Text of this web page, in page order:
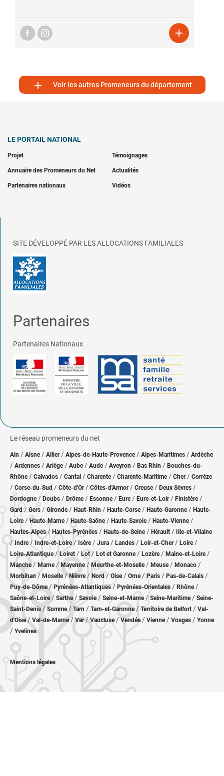

 Voir les autres Promeneurs du département
LE PORTAIL NATIONAL
Projet Témoignages
Annuaire des Promeneurs du Net Actualités
Partenaires nationaux Vidéos
SITE DÉVELOPPÉ PAR LES ALLOCATIONS FAMILIALES
Partenaires
Partenaires Nationaux
Le réseau promeneurs du net
Ain / Aisne/ Allier/ Alpes-de-Haute-Provence / Alpes-Maritimes / Ardèche
/ Ardennes / Ariège/ Aube/ Aude / Aveyron / Bas Rhin / Bouches-du-
Rhône/ Calvados / Cantal / Charente / Charente-Maritime/ Cher / Corrèze
/ Corse-du-Sud / Côte-d'Or / Côtes-d'Armor/ Creuse/ Deux Sèvres /
Dordogne/ Doubs / Drôme/ Essonne / Eure/ Eure-et-Loir / Finistère/
Gard/Gers / Gironde/ Haut-Rhin / Haute-Corse/ Haute-Garonne/ Haute-
Loire/Haute-Marne/ Haute-Saône/ Haute-Savoie/ Haute-Vienne/
Hautes-Alpes/ Hautes-Pyrénées / Hauts-de-Seine/ Hérault / Ille-et-Vilaine
/ Indre/ Indre-et-Loire/ Isère/ Jura / Landes / Loir-et-Cher/ Loire/
Loire-Atlantique/ Loiret / Lot/ Lot et Garonne/ Lozère / Maine-et-Loire/
Manche/ Marne/ Mayenne/ Meurthe-et-Moselle/ Meuse/ Monaco /
Morbihan/ Moselle/ Nièvre / Nord/ Oise / Orne/Paris / Pas-de-Calais /
Puy-de-Dôme/ Pyrénées-Atlantiques / Pyrénées-Orientales / Rhône/
Saône-et-Loire/ Sarthe/ Savoie/ Seine-et-Marne/ Seine-Maritime/ Seine-
Saint-Denis /Somme/ Tarn / Tarn-et-Garonne/Territoire de Belfort / Val-
d'Oise/ Val-de-Marne/Var/Vaucluse/ Vendée/ Vienne/ Vosges / Yonne
/ Yvelines
Mentions légales